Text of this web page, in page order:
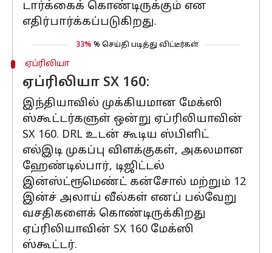
டார்க்கைக் கொண்டிருக்கும் என
எதிர்பார்க்கப்படுகிறது.
33% % செய்தி படித்து விட்டீர்கள்
ஏப்ரிலியா
ஏப்ரிலியா SX 160:
இந்தியாவில் முக்கியமான மேக்ஸி
ஸ்கூட்டர்களுள் ஒன்று ஏப்ரிலியாவின்
SX 160. DRL உடன் கூடிய ஸ்பிளிட்
எல்இடி முகப்பு விளக்குகள், அகலமான
ஹேண்டில்பார், டிஜிட்டல்
இன்ஸ்ட்ரூமெண்ட் கன்சோல் மற்றும் 12
இன்ச் அலாய் வீல்கள் எனப் பல்வேறு
வசதிகளைக் கொண்டிருக்கிறது
ஏப்ரிலியாவின் SX 160 மேக்ஸி
ஸ்கூட்டர்.